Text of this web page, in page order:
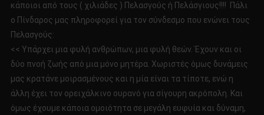
κάποιοι από τους ( χιλιάδες ) Πελασγούς ή Πελάσγιους!!!! Πάλι
ο Πίνδαρος μας πληροφορεί για τον σύνδεσμο που ενώνει τους
Πελασγούς:
<< Υπάρχει μια φυλή ανθρώπων, μια φυλή θεών. Έχουν και οι
δύο πνοή ζωής από μια μόνο μητέρα. Χωριστές όμως δυνάμεις
μας κρατάνε μοιρασμένους και η μία είναι τα τίποτε, ενώ η
άλλη έχει τον ορειχάλκινο ουρανό για σίγουρη ακρόπολη. Και
όμως έχουμε κάποια ομοιότητα σε μεγάλη ευφυία και δύναμη,